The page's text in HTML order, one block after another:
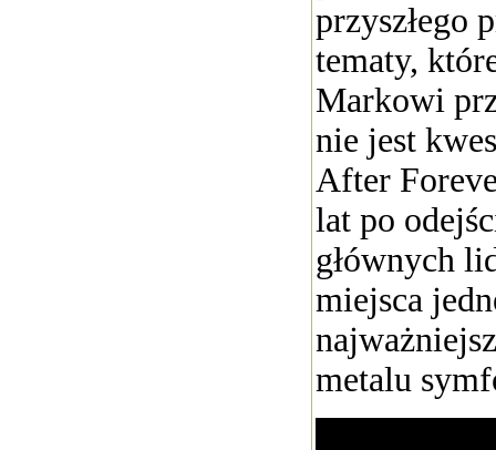
przyszłego
tematy,
Markowi
nie jest
After
lat po
głównych
miejsca
metalu